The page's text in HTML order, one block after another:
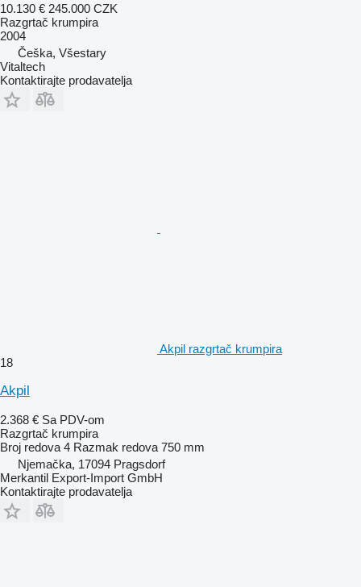
10.130 € 245.000 CZK
Razgrtač krumpira
2004
Češka, Všestary
Vitaltech
Kontaktirajte prodavatelja
Akpil razgrtač krumpira
18
Akpil
2.368 € Sa PDV-om
Razgrtač krumpira
Broj redova 4 Razmak redova 750 mm
Njemačka, 17094 Pragsdorf
Merkantil Export-Import GmbH
Kontaktirajte prodavatelja